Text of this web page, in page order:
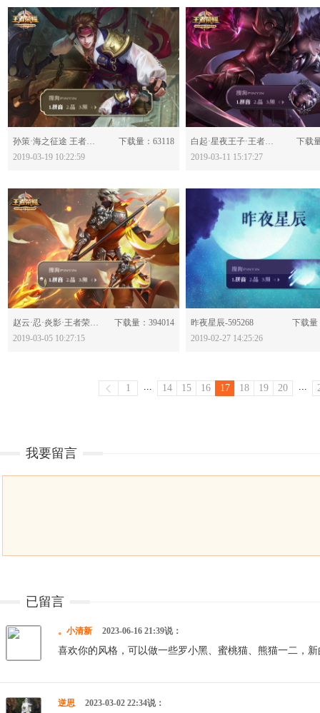
分享：
孙策·海之征途 王者荣耀-596304
下载量：63118
2019-03-19 10:22:59
分享：
白起·星夜王子·王者荣耀-595906
下载
2019-03-11 15:17:27
分享：
赵云·忍·炎影·王者荣耀-595562
下载量：394014
2019-03-05 10:27:15
分享：
昨夜星辰-595268
下载量
2019-02-27 14:25:26
1 ... 14 15 16 17 18 19 20 ...
我要留言
已留言
。小清新 2023-06-16 21:39说：
喜欢你的风格，可以做一些罗小黑、蜜桃猫、熊猫一二，
逆思 2023-03-02 22:34说：